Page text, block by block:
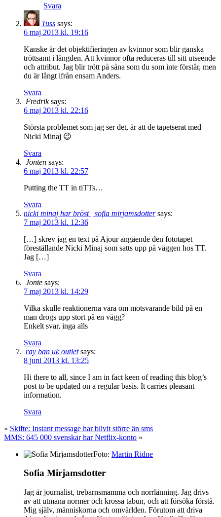
Svara
Tuss says:
6 maj 2013 kl. 19:16
Kanske är det objektifieringen av kvinnor som blir ganska
tröttsamt i längden. Att kvinnor ofta reduceras till sitt utseende
och attribut. Jag blir trött på såna som du som inte förstår, men
du är långt ifrån ensam Anders.
Svara
Fredrik says:
6 maj 2013 kl. 22:16
Största problemet som jag ser det, är att de tapetserat med
Nicki Minaj 😉
Svara
Jonten says:
6 maj 2013 kl. 22:57
Putting the TT in tiTTs…
Svara
nicki minaj har bröst | sofia mirjamsdotter says:
7 maj 2013 kl. 12:36
[…] skrev jag en text på Ajour angående den fototapet
föreställande Nicki Minaj som satts upp på väggen hos TT.
Jag […]
Svara
Jonte says:
7 maj 2013 kl. 14:29
Vilka skulle reaktionerna vara om motsvarande bild på en
man drogs upp stort på en vägg?
Enkelt svar, inga alls
Svara
ray ban uk outlet says:
8 juni 2013 kl. 13:25
Hi there to all, since I am in fact keen of reading this blog’s
post to be updated on a regular basis. It carries pleasant
information.
Svara
« Skifte: Instant message har blivit större än sms
MMS: 645 000 svenskar har Netflix-konto »
Foto: Martin Ridne
Sofia Mirjamsdotter
Jag är journalist, trebarnsmamma och norrlänning. Jag drivs
av att utmana normer och krossa tabun, och att försöka förstå.
Mig själv, människorna och omvärlden. Förutom att driva